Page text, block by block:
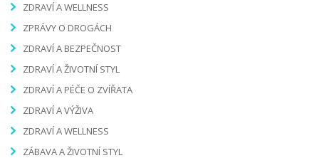
ZDRAVÍ A WELLNESS
ZPRÁVY O DROGÁCH
ZDRAVÍ A BEZPEČNOST
ZDRAVÍ A ŽIVOTNÍ STYL
ZDRAVÍ A PÉČE O ZVÍŘATA
ZDRAVÍ A VÝŽIVA
ZDRAVÍ A WELLNESS
ZÁBAVA A ŽIVOTNÍ STYL